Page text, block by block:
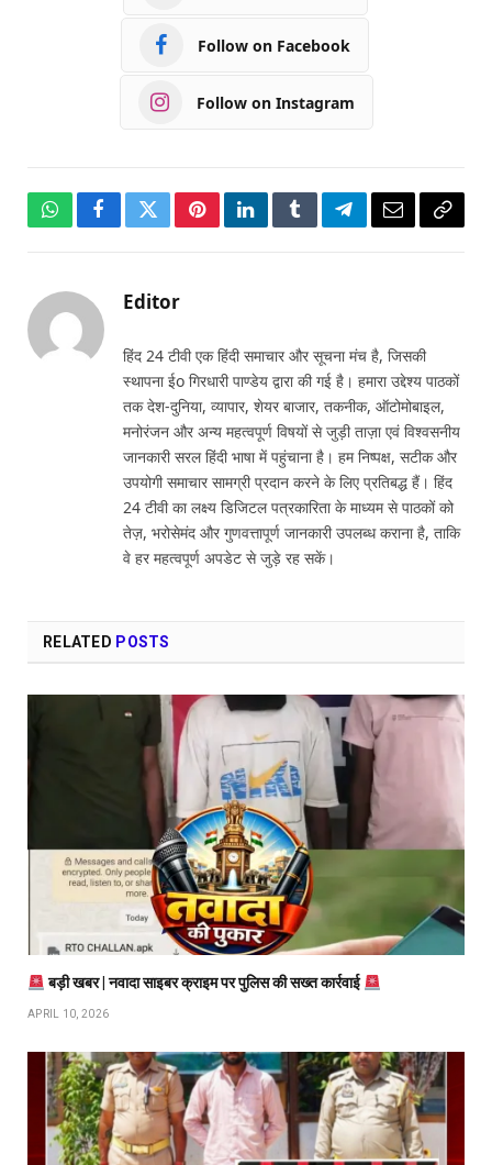
Follow on Facebook
Follow on Instagram
WhatsAppFacebookTwitterPinterestLinkedInTumblrTelegramEmailCopy
Editor
हिंद 24 टीवी एक हिंदी समाचार और सूचना मंच है, जिसकी
स्थापना ईo गिरधारी पाण्डेय द्वारा की गई है। हमारा उद्देश्य पाठकों
तक देश-दुनिया, व्यापार, शेयर बाजार, तकनीक, ऑटोमोबाइल,
मनोरंजन और अन्य महत्वपूर्ण विषयों से जुड़ी ताज़ा एवं विश्वसनीय
जानकारी सरल हिंदी भाषा में पहुंचाना है। हम निष्पक्ष, सटीक और
उपयोगी समाचार सामग्री प्रदान करने के लिए प्रतिबद्ध हैं। हिंद
24 टीवी का लक्ष्य डिजिटल पत्रकारिता के माध्यम से पाठकों को
तेज़, भरोसेमंद और गुणवत्तापूर्ण जानकारी उपलब्ध कराना है, ताकि
वे हर महत्वपूर्ण अपडेट से जुड़े रह सकें।
RELATED POSTS
बड़ी खबर | नवादा साइबर क्राइम पर पुलिस की सख्त कार्रवाई
APRIL 10, 2026